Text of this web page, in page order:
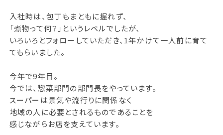
入社時は、包丁もまともに握れず、
「煮物って何？」というレベルでしたが、
いろいろとフォローしていただき、1年かけて一人前に育て
てもらいました。
今年で9年目。
今では、惣菜部門の部門長をやっています。
スーパーは景気や流行りに関係なく
地域の人に必要とされるものであることを
感じながらお店を支えています。